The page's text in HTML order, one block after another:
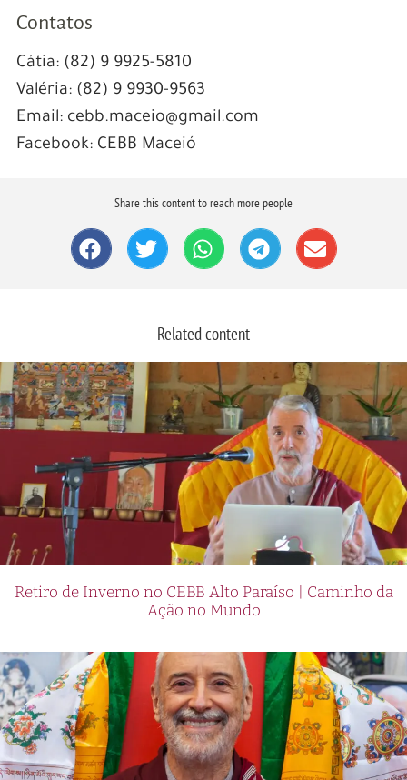
Contatos
Cátia: (82) 9 9925-5810
Valéria: (82) 9 9930-9563
Email: cebb.maceio@gmail.com
Facebook: CEBB Maceió
Share this content to reach more people
Related content
Retiro de Inverno no CEBB Alto Paraíso | Caminho da
Ação no Mundo